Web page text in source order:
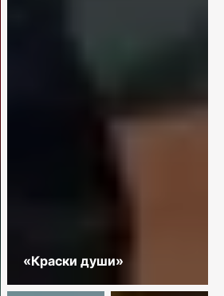
«Краски души»